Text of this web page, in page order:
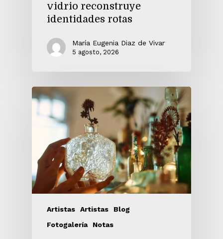
vidrio reconstruye
identidades rotas
María Eugenia Diaz de Vivar
5 agosto, 2026
Artistas Artistas
Blog
Fotogalería
Notas